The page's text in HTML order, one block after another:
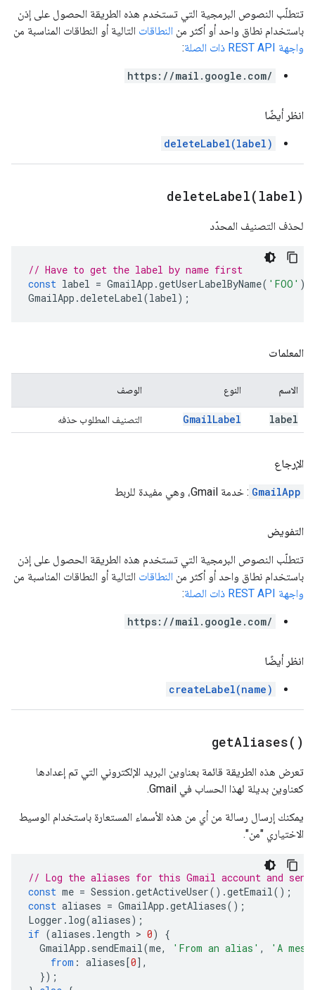
تتطلّب النصوص البرمجية التي تستخدم هذه الطريقة الحصول على إذن
باستخدام نطاق واحد أو أكثر من النطاقات التالية أو النطاقات المناسبة من
واجهة REST API ذات الصلة
:
https://mail.google.com/
انظر أيضًا
deleteLabel(label)
deleteLabel( label)
لحذف التصنيف المحدّد
// Have to get the label by name first
const label = GmailApp .getUserLabelByName( 'FOO' );
GmailApp .deleteLabel(label);
المعلمات
الاسم النوع الوصف
label
GmailLabel التصنيف المطلوب حذفه
الإرجاع
GmailApp : خدمة Gmail، وهي مفيدة للربط
التفويض
تتطلّب النصوص البرمجية التي تستخدم هذه الطريقة الحصول على إذن
باستخدام نطاق واحد أو أكثر من النطاقات التالية أو النطاقات المناسبة من
واجهة REST API ذات الصلة
:
https://mail.google.com/
انظر أيضًا
createLabel(name)
getAliases( )
تعرض هذه الطريقة قائمة بعناوين البريد الإلكتروني التي تم إعدادها
كعناوين بديلة لهذا الحساب في Gmail.
يمكنك إرسال رسالة من أي من هذه الأسماء المستعارة باستخدام الوسيط
الاختياري "من".
// Log the aliases for this Gmail account and
const me = Session .getActiveUser().getEmail();
const aliases = GmailApp .getAliases();
Logger . log(aliases);
if (aliases . length > 0)
{
GmailApp . sendEmail(me, 'From an alias' ,
'A
from : aliases[0],
});